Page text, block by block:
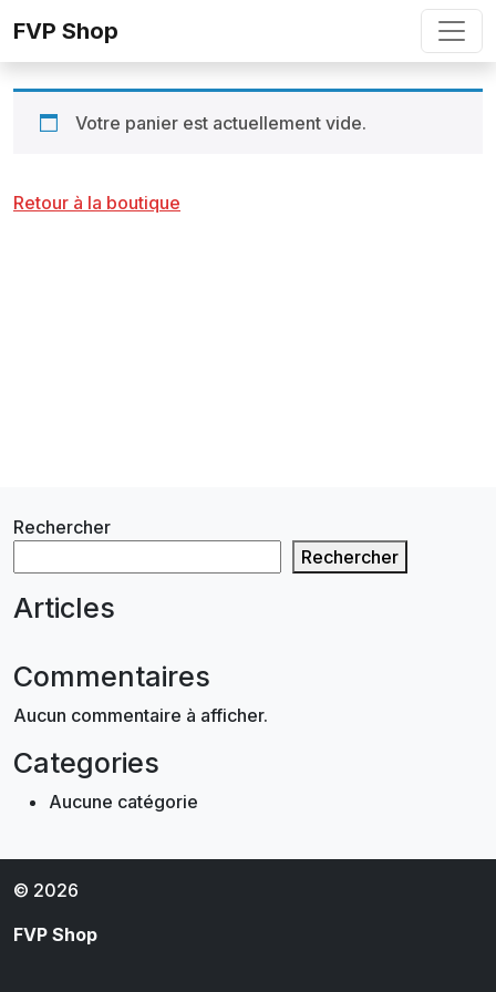
FVP Shop
Votre panier est actuellement vide.
Retour à la boutique
Rechercher
Rechercher
Articles
Commentaires
Aucun commentaire à afficher.
Categories
Aucune catégorie
© 2026
FVP Shop